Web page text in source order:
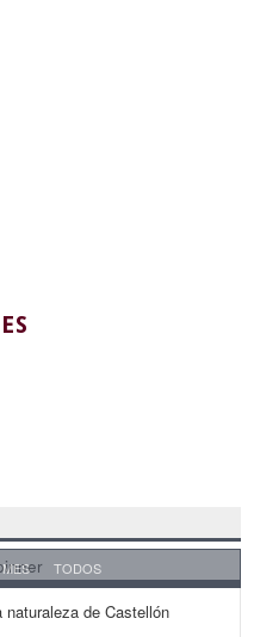
MES TODOS
de Castellón